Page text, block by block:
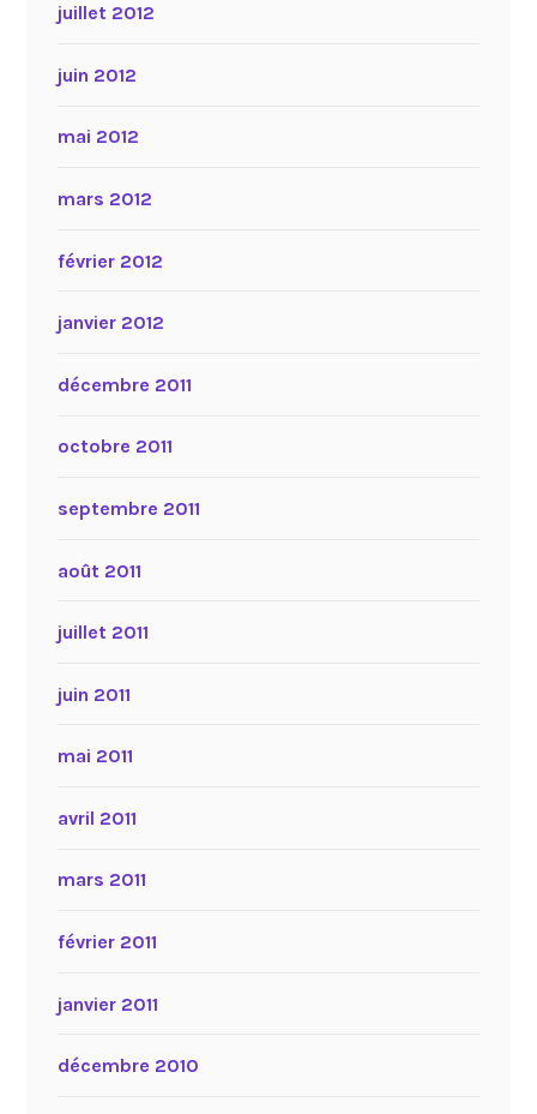
juillet 2012
juin 2012
mai 2012
mars 2012
février 2012
janvier 2012
décembre 2011
octobre 2011
septembre 2011
août 2011
juillet 2011
juin 2011
mai 2011
avril 2011
mars 2011
février 2011
janvier 2011
décembre 2010